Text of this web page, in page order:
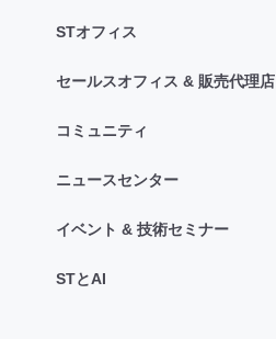
STオフィス
セールスオフィス & 販売代理店
コミュニティ
ニュースセンター
イベント & 技術セミナー
STとAI